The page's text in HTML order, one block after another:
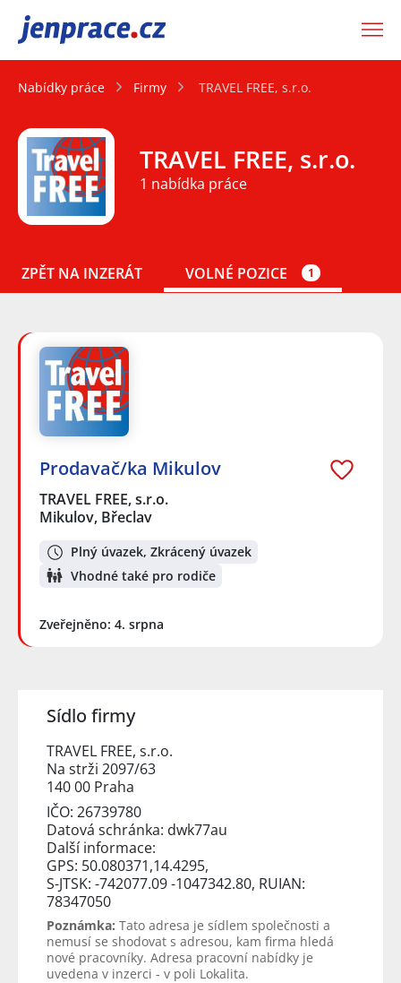
JenPráce.cz
Nabídky práce Firmy TRAVEL FREE, s.r.o.
TRAVEL FREE, s.r.o.
1 nabídka práce
ZPĚT NA INZERÁT VOLNÉ POZICE 1
Prodavač/ka Mikulov
TRAVEL FREE, s.r.o.
Mikulov, Břeclav
Plný úvazek, Zkrácený úvazek
Vhodné také pro rodiče
Zveřejněno: 4. srpna
Sídlo firmy
TRAVEL FREE, s.r.o.
Na strži 2097/63
140 00 Praha
IČO: 26739780
Datová schránka: dwk77au
Další informace:
GPS: 50.080371,14.4295,
S-JTSK: -742077.09 -1047342.80, RUIAN:
78347050
Poznámka: Tato adresa je sídlem společnosti a
nemusí se shodovat s adresou, kam firma hledá
nové pracovníky. Adresa pracovní nabídky je
uvedena v inzerci - v poli Lokalita.